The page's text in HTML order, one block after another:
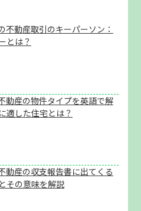
不動産取引のキーパーソン：
とは？
動産の物件タイプを英語で解
適した住宅とは？
動産の収支報告書に出てくる
その意味を解説